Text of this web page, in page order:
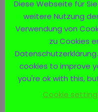
Social Media
Diese Webseite für
weitere Nutzung
Verwendung von
zu Cookies
Datenschutzerklärung.
cookies to improve
you're ok with this,
Cookie